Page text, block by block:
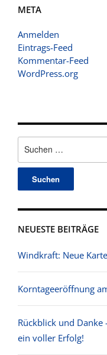
nach:
NEUESTE BEITRÄGE
Windkraft: Neue
Korntageeröffnung
Rückblick und
ein voller Erfolg!
META
Anmelden
Eintrags-Feed
Kommentar-Feed
WordPress.org